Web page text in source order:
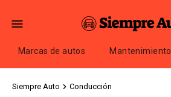
Marcas de autos Mantenimiento
Siempre Auto Conducción